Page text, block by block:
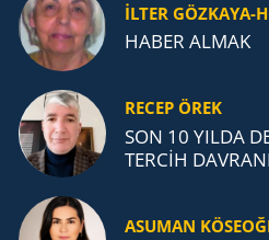
İLTER GÖZKAYA-
HABER ALMAK
RECEP ÖREK
SON 10 YILDA
TERCİH
ASUMAN